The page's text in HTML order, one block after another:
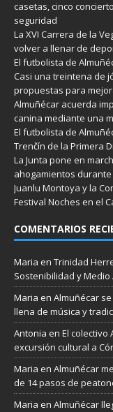
casetas, cinco
seguridad
La XVI Carrera de la
volver a llenar de
El futbolista de
Casi una treintena de
propuestas para
Almuñécar acuerda
canina mediante una
El futbolista de
Trenčín de la Primera
La Junta pone en
ahogamientos
Juanlu Montoya y la
Festival Noches en el
COMENTARIOS
Maria en Trinidad
Sostenibilidad y Medio
Maria en Almuñécar
llena de música y
Antonia en El colectivo
excursión cultural a
Maria en Almuñécar
de 14 pasos de
Maria en Almuñécar